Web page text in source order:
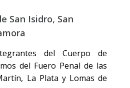
San Isidro, San
del Cuerpo de
del Fuero Penal de las
La Plata y Lomas de